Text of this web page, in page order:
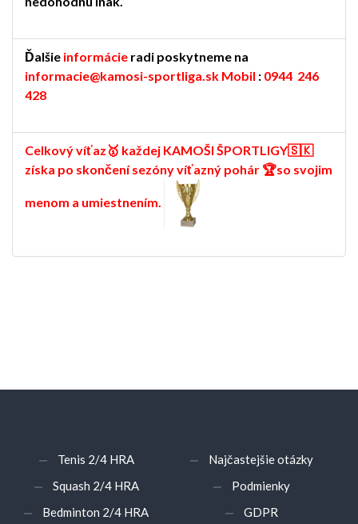
Ďalšie informácie radi poskytneme na
informacie@kamosi-sportliga.sk Mobil : 0944 246
428
Celkový víťaz🥇 každej KAMOŠI ŠPORTLIGY🇸🇰
získa po skončení sezóny víťazný pohár 🏆so svojim
menom a umiestnením.
Tenis 2/4 HRA
Squash 2/4 HRA
Bedminton 2/4 HRA
Najčastejšie otázky
Podmienky
GDPR